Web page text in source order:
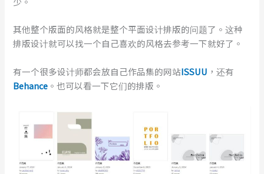
其他整个版面的风格就是整个平面设计排版的问题了。这种
排版设计就可以找一个自己喜欢的风格去参考一下就好了。
有一个很多设计师都会放自己作品集的网站ISSUU ，还有
Behance 。也可以看一下它们的排版。